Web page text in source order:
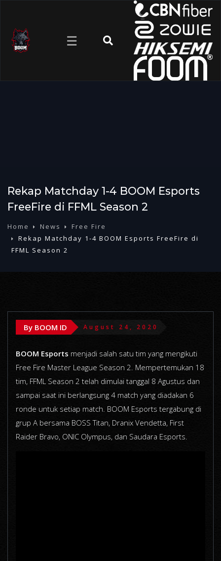
☰
Rekap Matchday 1-4 BOOM Esports
FreeFire di FFML Season 2
Home News
Free Fire
Rekap Matchday 1-4 BOOM Esports FreeFire di
FFML Season 2
By BOOM ID August 24, 2020
BOOM Esports menjadi salah satu tim yang mengikuti
Free Fire Master League Season 2. Mempertemukan 18
tim, FFML Season 2 telah dimulai tanggal 8 Agustus dan
sampai saat ini berlangsung 4 match yang diadakan 6
ronde untuk setiap match. BOOM Esports tergabung di
grup A bersama BOSS Titan, Dranix Vendetta, First
Raider Bravo, ONIC Olympus, dan Saudara Esports.